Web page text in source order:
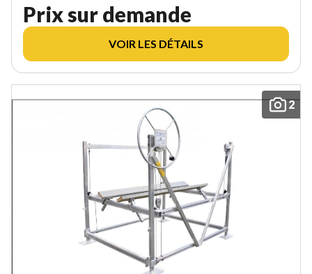
Prix sur demande
VOIR LES DÉTAILS
2